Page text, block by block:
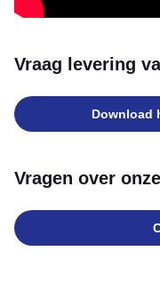
Vraag levering
Download
Vragen over